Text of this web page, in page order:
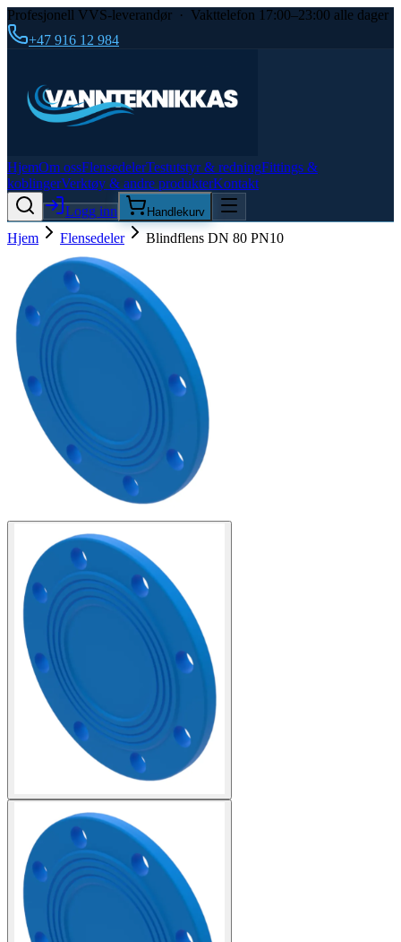
Profesjonell VVS-leverandør · Vakttelefon 17:00–23:00 alle dager
+47 916 12 984
HjemOm ossFlensedelerTestutstyr & redningFittings &
koblingerVerktøy & andre produkterKontakt
Logg inn
Handlekurv
Hjem Flensedeler Blindflens DN 80 PN10